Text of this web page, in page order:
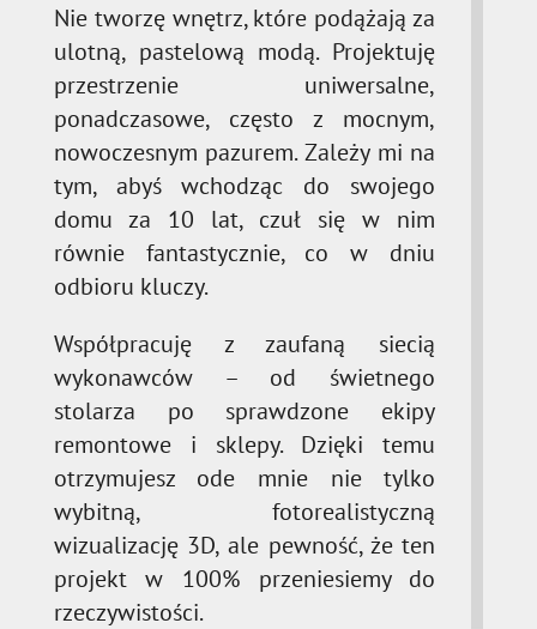
Nie tworzę wnętrz, które podążają za
ulotną, pastelową modą. Projektuję
przestrzenie uniwersalne,
ponadczasowe, często z mocnym,
nowoczesnym pazurem. Zależy mi na
tym, abyś wchodząc do swojego
domu za 10 lat, czuł się w nim
równie fantastycznie, co w dniu
odbioru kluczy.
Współpracuję z zaufaną siecią
wykonawców – od świetnego
stolarza po sprawdzone ekipy
remontowe i sklepy. Dzięki temu
otrzymujesz ode mnie nie tylko
wybitną, fotorealistyczną
wizualizację 3D, ale pewność, że ten
projekt w 100% przeniesiemy do
rzeczywistości.